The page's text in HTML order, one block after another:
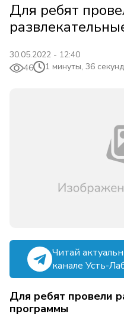
Для ребят
30.05.2022 - 12:40
46
1 минуты, 36 секунд
Читай
канале Усть-
Для ребят провели
программы